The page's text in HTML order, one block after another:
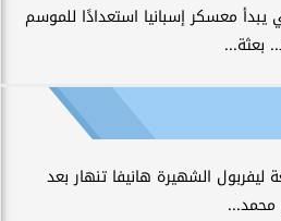
يبدأ معسكر إسبانيا استعدادًا للموسم
بعثة...
الشهيرة هانيفا تنهار بعد
محمد...